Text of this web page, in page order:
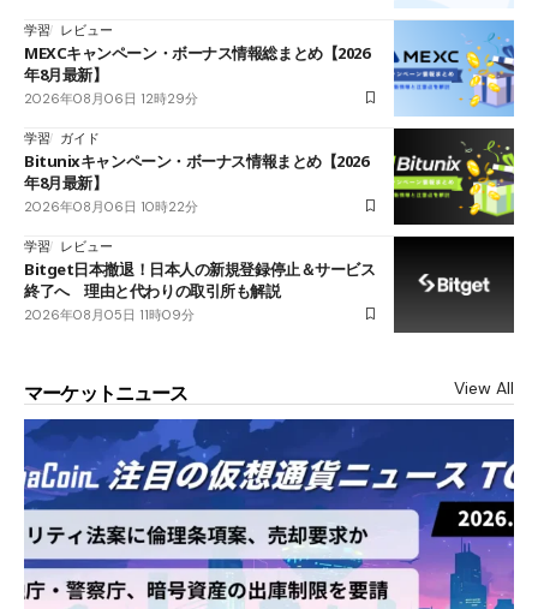
学習 レビュー
MEXCキャンペーン・ボーナス情報総まとめ【2026
年8月最新】
2026年08月06日 12時29分
学習 ガイド
Bitunixキャンペーン・ボーナス情報まとめ【2026
年8月最新】
2026年08月06日 10時22分
学習 レビュー
Bitget日本撤退！日本人の新規登録停止＆サービス
終了へ 理由と代わりの取引所も解説
2026年08月05日 11時09分
マーケットニュース View All